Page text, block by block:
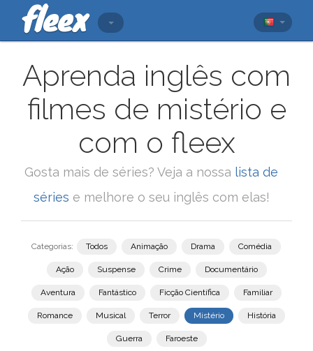
Aprenda inglês com
filmes de mistério e
com o fleex
Gosta mais de séries? Veja a nossa lista de
séries e melhore o seu inglês com elas!
Categorias: Todos Animação Drama Comédia
Ação Suspense Crime Documentário
Aventura Fantástico Ficção Científica Familiar
Romance Musical Terror Mistério História
Guerra Faroeste